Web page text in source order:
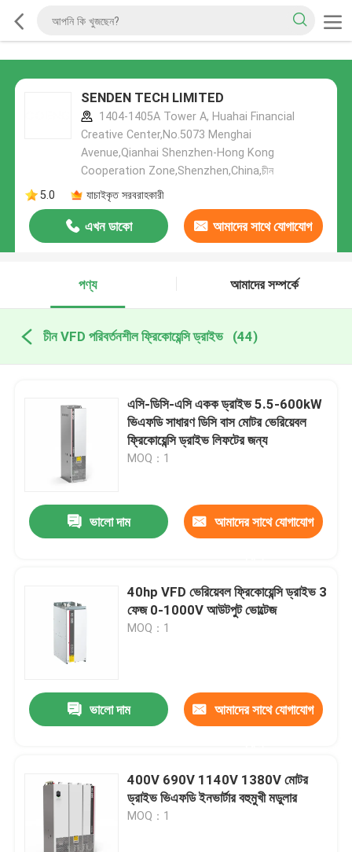
SENDEN TECH LIMITED
1404-1405A Tower A, Huahai Financial
Creative Center,No.5073 Menghai
Avenue,Qianhai Shenzhen-Hong Kong
Cooperation Zone,Shenzhen,China,চীন
5.0
যাচাইকৃত সরবরাহকারী
এখন ডাকো আমাদের সাথে যোগাযোগ
পণ্য
আমাদের সম্পর্কে
চীন VFD পরিবর্তনশীল ফ্রিকোয়েন্সি ড্রাইভ (44)
এসি-ডিসি-এসি একক ড্রাইভ 5.5-600kW
ভিএফডি সাধারণ ডিসি বাস মোটর ভেরিয়েবল
ফ্রিকোয়েন্সি ড্রাইভ লিফটের জন্য
MOQ：1
ভালো দাম আমাদের সাথে যোগাযোগ
40hp VFD ভেরিয়েবল ফ্রিকোয়েন্সি ড্রাইভ 3
ফেজ 0-1000V আউটপুট ভোল্টেজ
MOQ：1
ভালো দাম আমাদের সাথে যোগাযোগ
400V 690V 1140V 1380V মোটর
ড্রাইভ ভিএফডি ইনভার্টার বহুমুখী মডুলার
MOQ：1